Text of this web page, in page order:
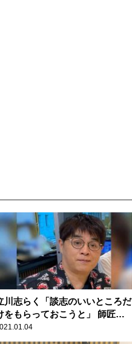
川志らく「談志のいいところだ
をもらっておこうと」 師匠
“人柄”を明かす